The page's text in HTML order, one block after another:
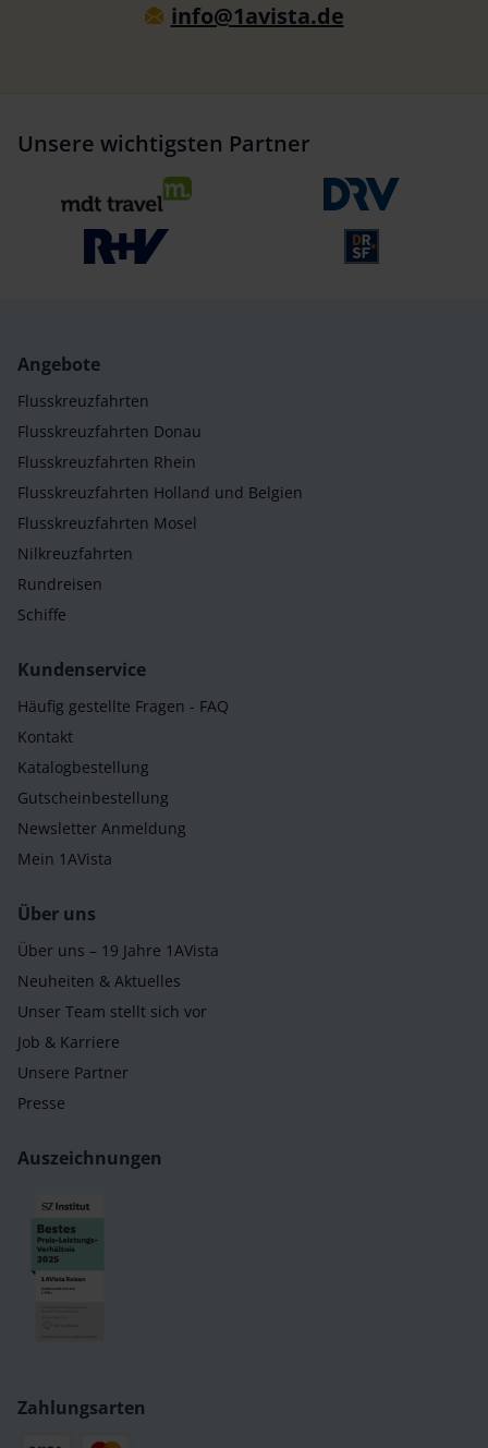
info@1avista.de
Unsere wichtigsten Partner
Angebote
Flusskreuzfahrten
Flusskreuzfahrten Donau
Flusskreuzfahrten Rhein
Flusskreuzfahrten Holland und Belgien
Flusskreuzfahrten Mosel
Nilkreuzfahrten
Rundreisen
Schiffe
Kundenservice
Häufig gestellte Fragen - FAQ
Kontakt
Katalogbestellung
Gutscheinbestellung
Newsletter Anmeldung
Mein 1AVista
Über uns
Über uns – 19 Jahre 1AVista
Neuheiten & Aktuelles
Unser Team stellt sich vor
Job & Karriere
Unsere Partner
Presse
Auszeichnungen
Zahlungsarten